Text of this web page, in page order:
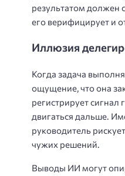
результатом должен
его верифицирует и
Иллюзия
Когда задача
ощущение, что она
регистрирует сигнал
двигаться дальше.
руководитель
чужих решений.
Выводы ИИ могут